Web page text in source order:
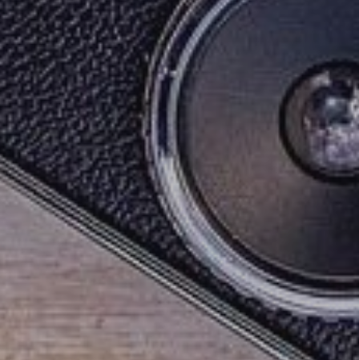
Sainte-
La Sauvetat
Terraube
Toujouse
Valence-sur-
Mézin